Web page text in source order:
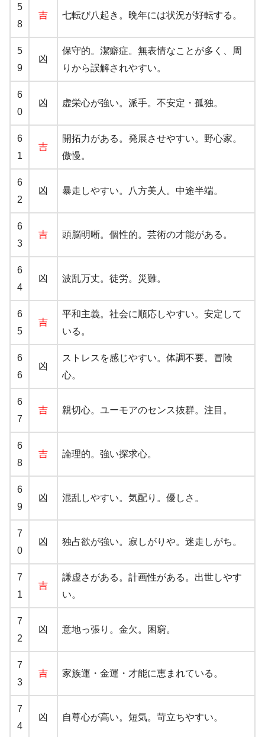
5
8
吉 七転び八起き。晩年には状況が好転する。
5
9
凶
保守的。潔癖症。無表情なことが多く、周
りから誤解されやすい。
6
0
凶 虚栄心が強い。派手。不安定・孤独。
6
1
吉
開拓力がある。発展させやすい。野心家。
傲慢。
6
2
凶 暴走しやすい。八方美人。中途半端。
6
3
吉 頭脳明晰。個性的。芸術の才能がある。
6
4
凶 波乱万丈。徒労。災難。
6
5
吉
平和主義。社会に順応しやすい。安定して
いる。
6
6
凶
ストレスを感じやすい。体調不要。冒険
心。
6
7
吉 親切心。ユーモアのセンス抜群。注目。
6
8
吉 論理的。強い探求心。
6
9
凶 混乱しやすい。気配り。優しさ。
7
0
凶 独占欲が強い。寂しがりや。迷走しがち。
7
1
吉
謙虚さがある。計画性がある。出世しやす
い。
7
2
凶 意地っ張り。金欠。困窮。
7
3
吉 家族運・金運・才能に恵まれている。
7
4
凶 自尊心が高い。短気。苛立ちやすい。